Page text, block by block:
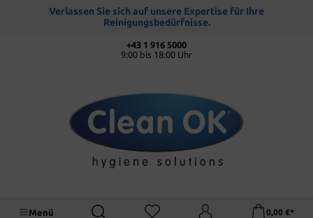
springenVerlassen Sie sich auf unsere Expertise für Ihre
Reinigungsbedürfnisse.
+43 1 916 5000
9:00 bis 18:00 Uhr
Menü 0,00 €*